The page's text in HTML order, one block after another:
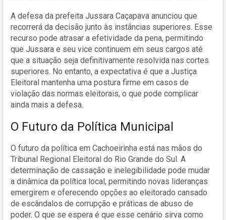
A defesa da prefeita Jussara Caçapava anunciou que
recorrerá da decisão junto às instâncias superiores. Esse
recurso pode atrasar a efetividade da pena, permitindo
que Jussara e seu vice continuem em seus cargos até
que a situação seja definitivamente resolvida nas cortes
superiores. No entanto, a expectativa é que a Justiça
Eleitoral mantenha uma postura firme em casos de
violação das normas eleitorais, o que pode complicar
ainda mais a defesa.
O Futuro da Política Municipal
O futuro da política em Cachoeirinha está nas mãos do
Tribunal Regional Eleitoral do Rio Grande do Sul. A
determinação de cassação e inelegibilidade pode mudar
a dinâmica da política local, permitindo novas lideranças
emergirem e oferecendo opções ao eleitorado cansado
de escândalos de corrupção e práticas de abuso de
poder. O que se espera é que esse cenário sirva como